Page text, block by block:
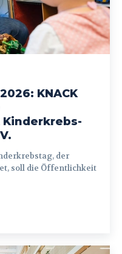
KNACK
soll die Öffentlichkeit